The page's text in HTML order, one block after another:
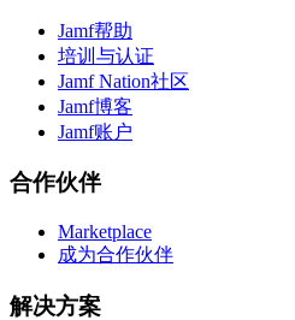
Jamf帮助
培训与认证
Jamf Nation社区
Jamf博客
Jamf账户
合作伙伴
Marketplace
成为合作伙伴
解决方案